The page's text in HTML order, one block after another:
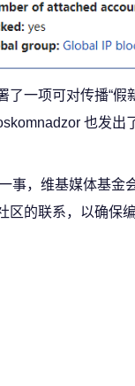
了一项可对传播“
也发出
事，维基媒体基金
区的联系，以确保